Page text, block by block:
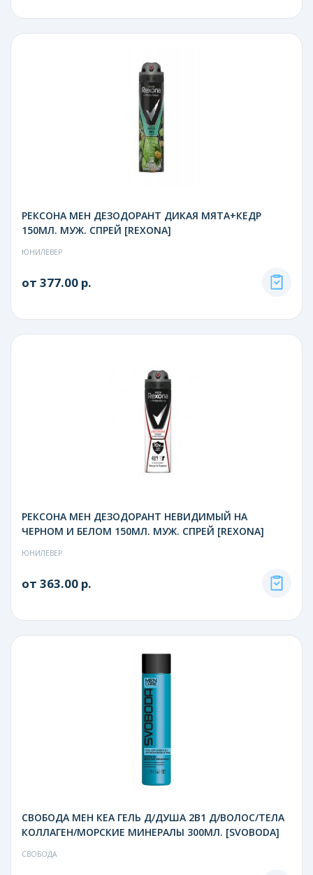
РЕКСОНА МЕН ДЕЗОДОРАНТ ДИКАЯ МЯТА+КЕДР
150МЛ. МУЖ. СПРЕЙ [REXONA]
ЮНИЛЕВЕР
от 377.00 р.
РЕКСОНА МЕН ДЕЗОДОРАНТ НЕВИДИМЫЙ НА
ЧЕРНОМ И БЕЛОМ 150МЛ. МУЖ. СПРЕЙ [REXONA]
ЮНИЛЕВЕР
от 363.00 р.
СВОБОДА МЕН КЕА ГЕЛЬ Д/ДУША 2В1 Д/ВОЛОС/ТЕЛА
КОЛЛАГЕН/МОРСКИЕ МИНЕРАЛЫ 300МЛ. [SVOBODA]
СВОБОДА